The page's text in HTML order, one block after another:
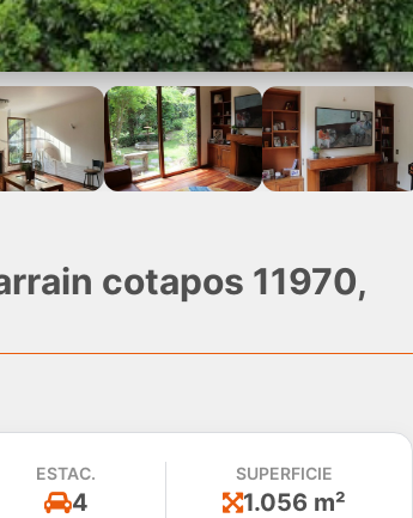
cotapos 11970,
ESTAC.
4
SUPERFICIE
1.056 m²